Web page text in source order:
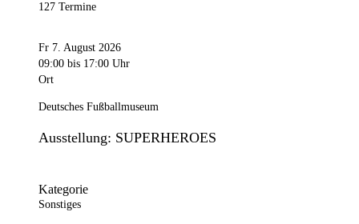
127 Termine
Fr 7. August 2026
09:00 bis 17:00 Uhr
Ort
Deutsches Fußballmuseum
Ausstellung: SUPERHEROES
Kategorie
Sonstiges